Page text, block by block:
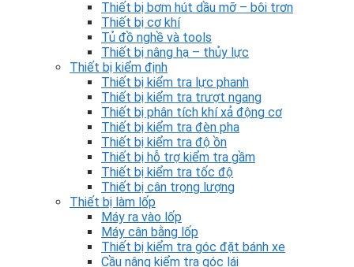
Thiết bị bơm hút dầu mỡ – bôi trơn
Thiết bị cơ khí
Tủ đồ nghề và tools
Thiết bị nâng hạ – thủy lực
Thiết bị kiểm định
Thiết bị kiểm tra lực phanh
Thiết bị kiểm tra trượt ngang
Thiết bị phân tích khí xả động cơ
Thiết bị kiểm tra đèn pha
Thiết bị kiểm tra độ ồn
Thiết bị hỗ trợ kiểm tra gầm
Thiết bị kiểm tra tốc độ
Thiết bị cân trọng lượng
Thiết bị làm lốp
Máy ra vào lốp
Máy cân bằng lốp
Thiết bị kiểm tra góc đặt bánh xe
Cầu nâng kiểm tra góc lái